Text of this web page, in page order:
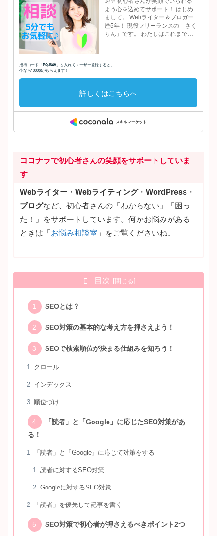
ココナラで初心者さんの笑顔をサポートしていま
す
Webライター・ Webライティング・ WordPress・
ブログなど、初心者さんの「わからない」「困っ
た！」をサポートしています。何かお悩みがある
ときは「 お悩み相談室 」をご覧くださいね。
目次
SEOとは？
SEO対策の基本的な考え方を押さえよう！
SEOで検索順位が決まる仕組みを知ろう！
クロール
インデックス
順位づけ
「読者」と「Google」に応じたSEO対策があ
る！
「読者」と「Google」に応じて対策をする
読者に対するSEO対策
Googleに対するSEO対策
「読者」を優先して記事を書く
SEO対策で初心者が押さえるべきポイント2つ